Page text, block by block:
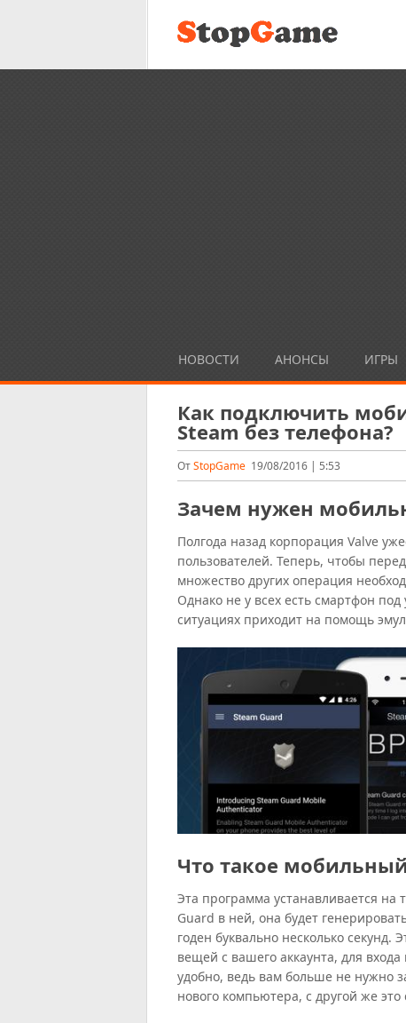
НОВОСТИ АНОНСЫ ИГРЫ
Как подключить
Steam без телефона?
ОтStopGame 19/08/2016 | 5:53
Зачем нужен
Полгода назад корпорация Valve
пользователей. Теперь, чтобы
множество других операция
Однако не у всех есть смартфон
ситуациях приходит на помощь
Что такое
Эта программа устанавливается на
Guard в ней, она будет
годен буквально несколько секунд.
вещей с вашего аккаунта, для
удобно, ведь вам больше не нужно
нового компьютера, с другой же